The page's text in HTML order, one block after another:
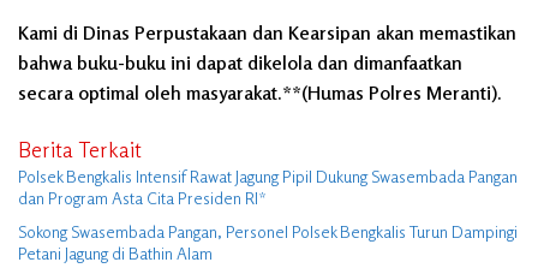
Kami di Dinas Perpustakaan dan Kearsipan akan memastikan
bahwa buku-buku ini dapat dikelola dan dimanfaatkan
secara optimal oleh masyarakat.**(Humas Polres Meranti).
Berita Terkait
Polsek Bengkalis Intensif Rawat Jagung Pipil Dukung Swasembada Pangan
dan Program Asta Cita Presiden RI*
Sokong Swasembada Pangan, Personel Polsek Bengkalis Turun Dampingi
Petani Jagung di Bathin Alam